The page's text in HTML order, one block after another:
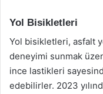
Yol Bisikletleri
Yol bisikletleri, asfalt
deneyimi sunmak
ince lastikleri
edebilirler. 2023